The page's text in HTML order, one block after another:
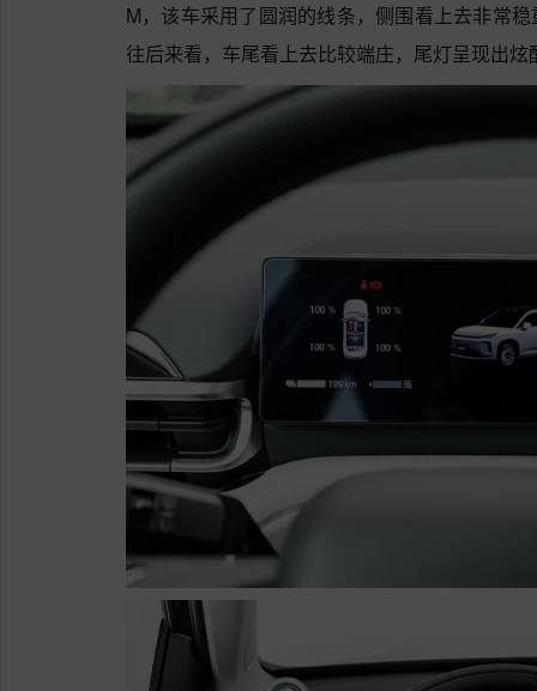
M，该车采用了圆润的线条，侧围看上去非常
往后来看，车尾看上去比较端庄，尾灯呈现出